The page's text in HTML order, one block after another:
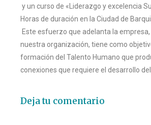
y un curso de «Liderazgo y excelencia
Horas de duración en la Ciudad de
Este esfuerzo que adelanta la
nuestra organización, tiene como
formación del Talento Humano que
conexiones que requiere el desarrollo
Deja tu comentario